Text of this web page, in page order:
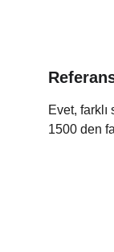
Evet,
1500 den